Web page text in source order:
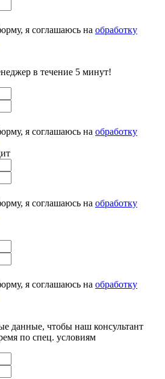
я соглашаюсь на обработку
в течение 5 минут!
я соглашаюсь на обработку
я соглашаюсь на обработку
я соглашаюсь на обработку
данные, чтобы наш консультант
по спец. условиям